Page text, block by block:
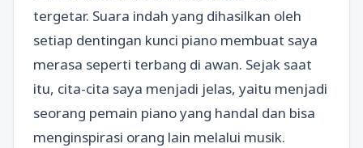
tergetar. Suara indah yang dihasilkan oleh
setiap dentingan kunci piano membuat saya
merasa seperti terbang di awan. Sejak saat
itu, cita-cita saya menjadi jelas, yaitu menjadi
seorang pemain piano yang handal dan bisa
menginspirasi orang lain melalui musik.